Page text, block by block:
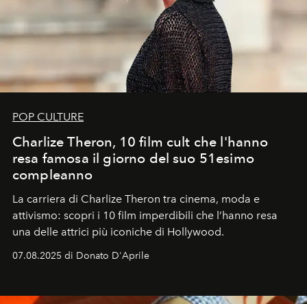
POP CULTURE
Charlize Theron, 10 film cult che l'hanno
resa famosa il giorno del suo 51esimo
compleanno
La carriera di Charlize Theron tra cinema, moda e
attivismo: scopri i 10 film imperdibili che l’hanno resa
una delle attrici più iconiche di Hollywood.
07.08.2025 di Donato D'Aprile